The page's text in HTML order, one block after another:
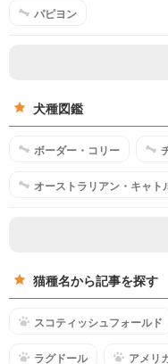
パピヨン
犬種図鑑
ボーダー・コリー
オーストラリアン・キャト
猫種名から記事を探す
スコティッシュフォールド
ラグドール アメリ